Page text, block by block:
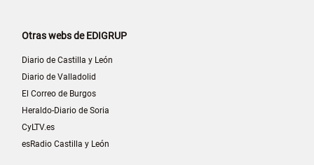
Otras webs de EDIGRUP
Diario de Castilla y León
Diario de Valladolid
El Correo de Burgos
Heraldo-Diario de Soria
CyLTV.es
esRadio Castilla y León